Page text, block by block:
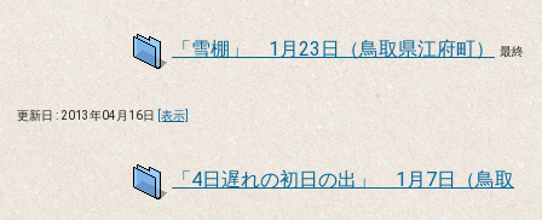
「雪棚」 1月23日（鳥取県江府町） 最終
更新日 : 2013年04月16日 [表示]
「4日遅れの初日の出」 1月7日（鳥取